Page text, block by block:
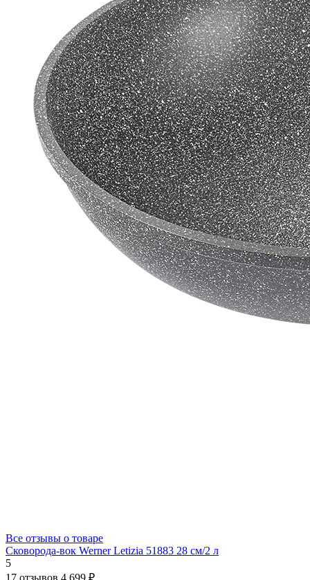
Все отзывы о товаре
Сковорода-вок Werner Letizia 51883 28 см/2 л
5
17 отзывов 4 699 ₽